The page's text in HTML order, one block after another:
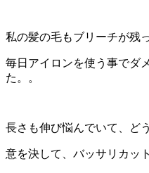
私の髪の毛もブリーチが残
毎日アイロンを使う事でダ
た。。
長さも伸び悩んでいて、ど
意を決して、バッサリカッ